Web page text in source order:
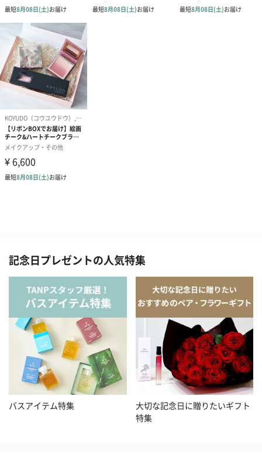
記念日プレゼントの人気特集
バスアイテム特集
大切な記念日に贈りたいギフト
特集